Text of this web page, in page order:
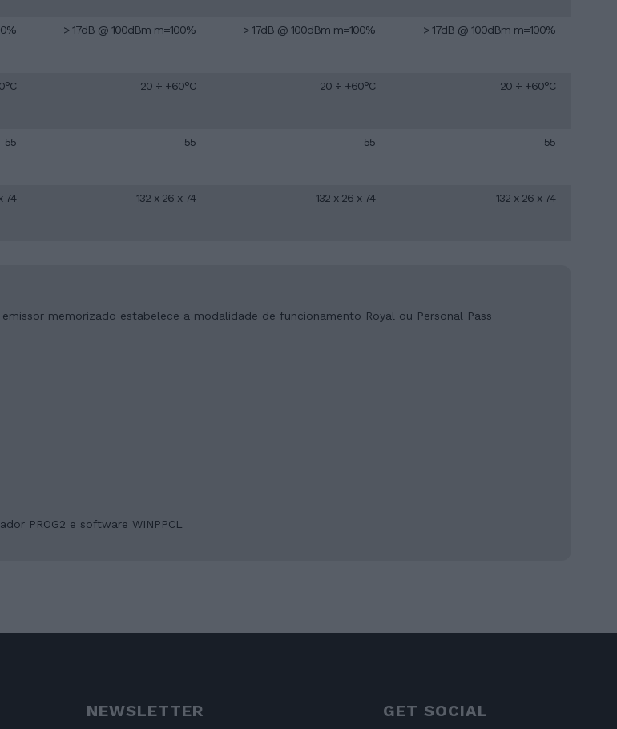
55
74
> 17dB @ 100dBm m=100%
-20 ÷ +60°C
55
132 x 26 x 74
> 17dB @ 100dBm m=100%
-20 ÷ +60°C
55
132 x 26 x 74
> 17dB @ 100dBm m=100%
-20 ÷ +60°C
55
132 x 26 x 74
memorizado estabelece a modalidade de funcionamento Royal ou Personal Pass
PROG2 e software WINPPCL
NEWSLETTER GET SOCIAL